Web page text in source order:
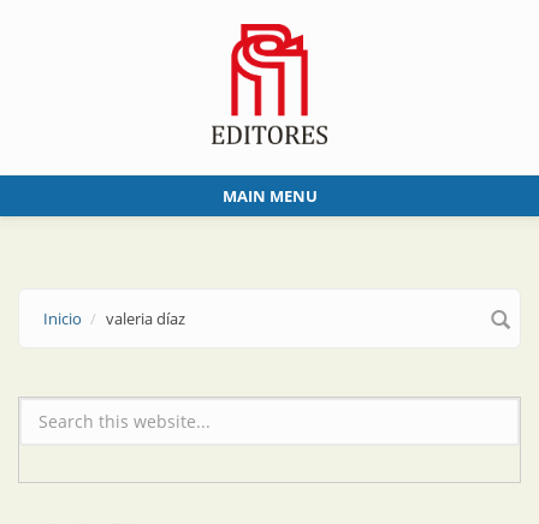
MAIN MENU
Inicio valeria díaz
Formulario de búsqueda